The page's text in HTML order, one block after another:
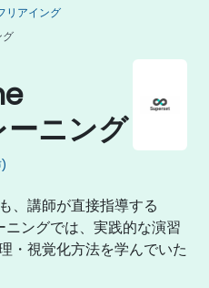
リアイング
ニング
、講師が直接指導する
ングでは、実践的な演習
・視覚化方法を学んでいた